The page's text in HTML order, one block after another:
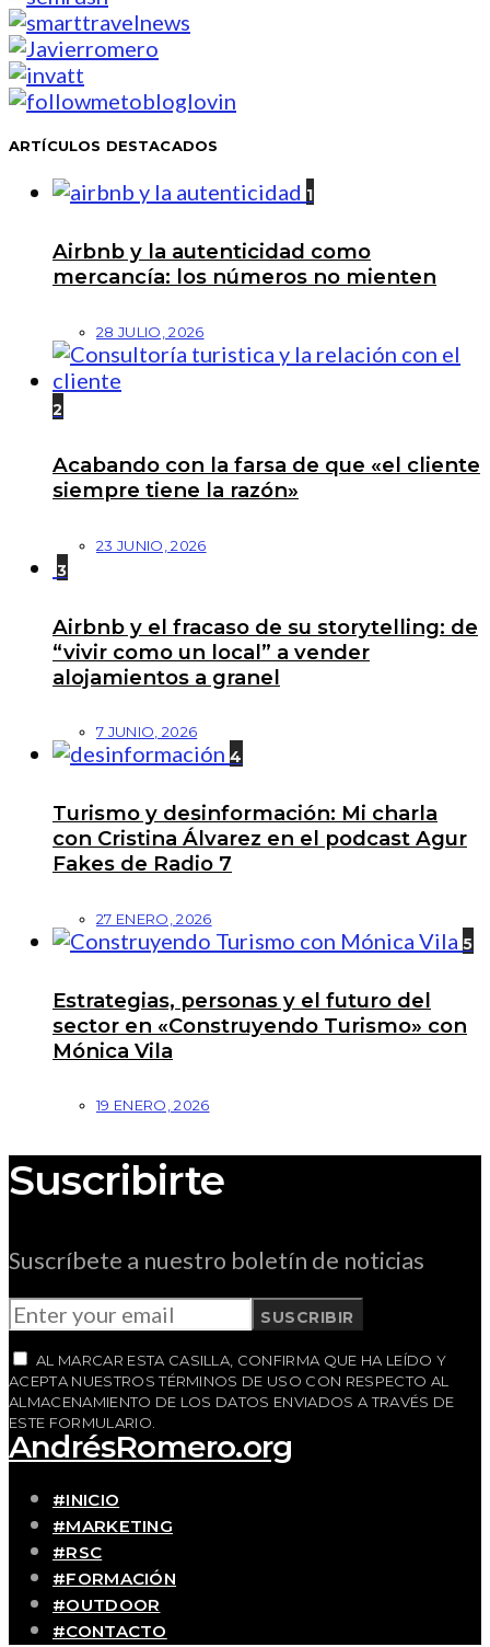
ARTÍCULOS DESTACADOS
1
Airbnb y la autenticidad como
mercancía: los números no mienten
28 JULIO, 2026
2
Acabando con la farsa de que «el cliente
siempre tiene la razón»
23 JUNIO, 2026
3
Airbnb y el fracaso de su storytelling: de
“vivir como un local” a vender
alojamientos a granel
7 JUNIO, 2026
4
Turismo y desinformación: Mi charla
con Cristina Álvarez en el podcast Agur
Fakes de Radio 7
27 ENERO, 2026
5
Estrategias, personas y el futuro del
sector en «Construyendo Turismo» con
Mónica Vila
19 ENERO, 2026
Suscribirte
Suscríbete a nuestro boletín de noticias
SUSCRIBIR
AL MARCAR ESTA CASILLA, CONFIRMA QUE HA LEÍDO Y
ACEPTA NUESTROS TÉRMINOS DE USO CON RESPECTO AL
ALMACENAMIENTO DE LOS DATOS ENVIADOS A TRAVÉS DE
ESTE FORMULARIO.
AndrésRomero.org
#INICIO
#MARKETING
#RSC
#FORMACIÓN
#OUTDOOR
#CONTACTO